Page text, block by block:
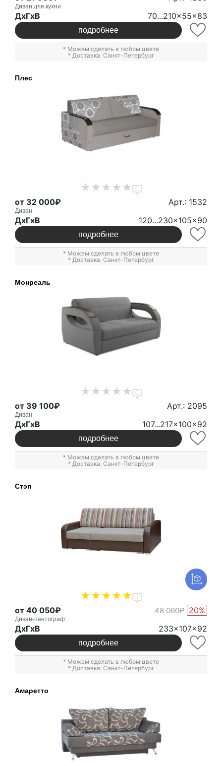
Диван для кухни
ДxГxВ 70...210x55x83
подробнее
* Можем сделать в любом цвете
* Доставка: Санкт-Петербург
Плес
0
от 32 000₽ Арт.: 1532
Диван
ДxГxВ 120...230x105x90
подробнее
* Можем сделать в любом цвете
* Доставка: Санкт-Петербург
Монреаль
0
от 39 100₽ Арт.: 2095
Диван
ДxГxВ 107...217x100x92
подробнее
* Можем сделать в любом цвете
* Доставка: Санкт-Петербург
Стэп
3
от 40 050₽ 48 060₽ 20%
Диван-пантограф
ДxГxВ 233x107x92
подробнее
* Можем сделать в любом цвете
* Доставка: Санкт-Петербург
Амаретто